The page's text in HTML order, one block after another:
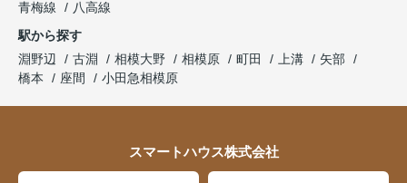
青梅線
八高線
駅から探す
淵野辺
古淵 相模大野 相模原 町田 上溝
矢部
橋本
座間 小田急相模原
スマートハウス株式会社